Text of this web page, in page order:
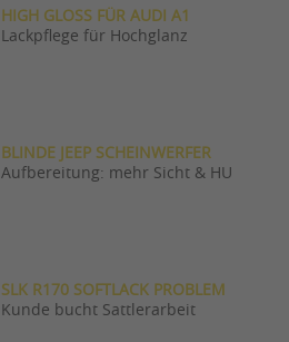
HIGH GLOSS FÜR AUDI A1
Lackpflege für Hochglanz
BLINDE JEEP SCHEINWERFER
Aufbereitung: mehr Sicht & HU
SLK R170 SOFTLACK PROBLEM
Kunde bucht Sattlerarbeit